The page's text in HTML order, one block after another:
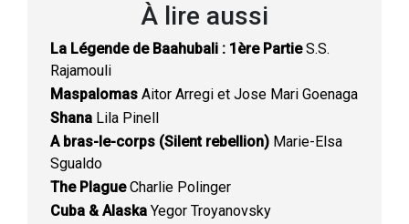
À lire aussi
La Légende de Baahubali : 1ère PartieS.S.
Rajamouli
Maspalomas Aitor Arregi et Jose Mari Goenaga
Shana Lila Pinell
A bras-le-corps (Silent rebellion) Marie-Elsa
Sgualdo
The PlagueCharlie Polinger
Cuba & Alaska Yegor Troyanovsky